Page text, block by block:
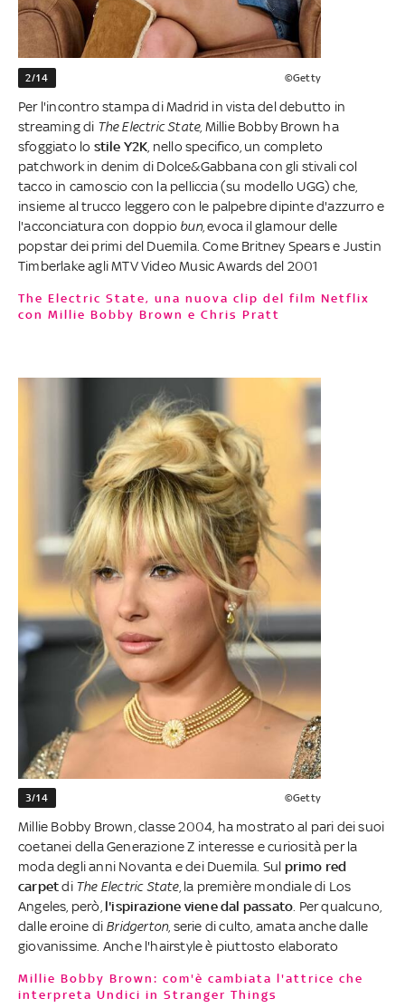
2/14 ©Getty
Per l'incontro stampa di Madrid in vista del debutto in
streaming di The Electric State, Millie Bobby Brown ha
sfoggiato lo stile Y2K , nello specifico, un completo
patchwork in denim di Dolce&Gabbana con gli stivali col
tacco in camoscio con la pelliccia (su modello UGG) che,
insieme al trucco leggero con le palpebre dipinte d'azzurro e
l'acconciatura con doppio bun, evoca il glamour delle
popstar dei primi del Duemila. Come Britney Spears e Justin
Timberlake agli MTV Video Music Awards del 2001
The Electric State, una nuova clip del film Netflix
con Millie Bobby Brown e Chris Pratt
3/14 ©Getty
Millie Bobby Brown, classe 2004, ha mostrato al pari dei suoi
coetanei della Generazione Z interesse e curiosità per la
moda degli anni Novanta e dei Duemila. Sul primo red
carpetdi The Electric State, la première mondiale di Los
Angeles, però, l'ispirazione viene dal passato . Per qualcuno,
dalle eroine di Bridgerton, serie di culto, amata anche dalle
giovanissime. Anche l'hairstyle è piuttosto elaborato
Millie Bobby Brown: com'è cambiata l'attrice che
interpreta Undici in Stranger Things